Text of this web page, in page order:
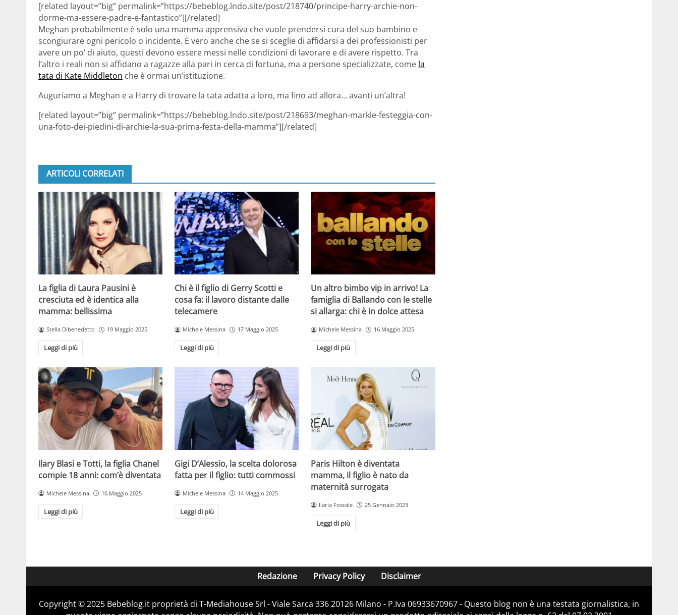
[related layout=”big” permalink=”https://bebeblog.lndo.site/post/218740/principe-harry-archie-non-
dorme-ma-essere-padre-e-fantastico”][/related]
Meghan probabilmente è solo una mamma apprensiva che vuole prendersi cura del suo bambino e
scongiurare ogni pericolo o incidente. È vero anche che se si sceglie di affidarsi a dei professionisti per
avere un po’ di aiuto, questi devono essere messi nelle condizioni di lavorare e di avere rispetto. Tra
l’altro i reali non si affidano a ragazze alla pari in cerca di fortuna, ma a persone specializzate, come la
tata di Kate Middleton che è ormai un’istituzione.
Auguriamo a Meghan e a Harry di trovare la tata adatta a loro, ma fino ad allora… avanti un’altra!
[related layout=”big” permalink=”https://bebeblog.lndo.site/post/218693/meghan-markle-festeggia-con-
una-foto-dei-piedini-di-archie-la-sua-prima-festa-della-mamma”][/related]
ARTICOLI CORRELATI
La figlia di Laura Pausini è
cresciuta ed è identica alla
mamma: bellissima
Stella Dibenedetto 19 Maggio 2025
Leggi di più
Chi è il figlio di Gerry Scotti e
cosa fa: il lavoro distante dalle
telecamere
Michele Messina 17 Maggio 2025
Leggi di più
Un altro bimbo vip in arrivo! La
famiglia di Ballando con le stelle
si allarga: chi è in dolce attesa
Michele Messina 16 Maggio 2025
Leggi di più
Ilary Blasi e Totti, la figlia Chanel
compie 18 anni: com’è diventata
Michele Messina 16 Maggio 2025
Leggi di più
Gigi D’Alessio, la scelta dolorosa
fatta per il figlio: tutti commossi
Michele Messina 14 Maggio 2025
Leggi di più
Paris Hilton è diventata
mamma, il figlio è nato da
maternità surrogata
Ilaria Foscale 25 Gennaio 2023
Leggi di più
Redazione Privacy Policy Disclaimer
Copyright © 2025 Bebeblog.it proprietà di T-Mediahouse Srl - Viale Sarca 336 20126 Milano - P.Iva 06933670967 - Questo blog non è una testata giornalistica, in